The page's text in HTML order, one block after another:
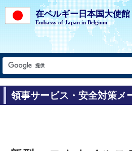
在ベルギー日本国大使館
Embassy of Japan in Belgium
領事サービス・安全対策メ